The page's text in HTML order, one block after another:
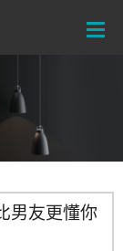
男友更懂你